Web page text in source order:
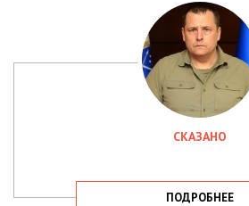
СКАЗАНО
ПОДРОБНЕЕ